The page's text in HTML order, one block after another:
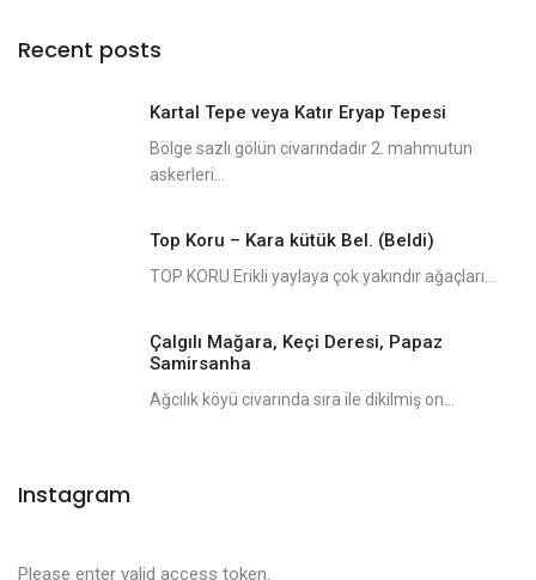
Recent posts
Kartal Tepe veya Katır Eryap Tepesi
Bölge sazlı gölün civarındadır 2. mahmutun
askerleri...
Top Koru – Kara kütük Bel. (Beldi)
TOP KORU Erikli yaylaya çok yakındır ağaçları...
Çalgılı Mağara, Keçi Deresi, Papaz
Samirsanha
Ağcılık köyü civarında sıra ile dikilmiş on...
Instagram
Please enter valid access token.